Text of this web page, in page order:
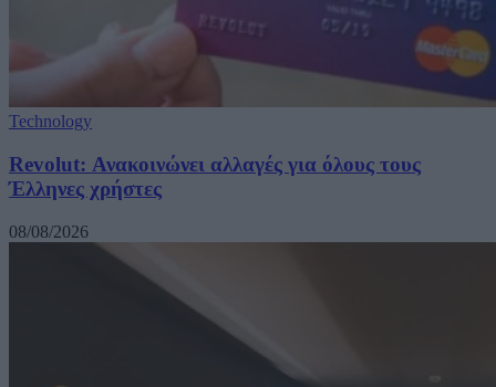
Technology
Revolut: Ανακοινώνει αλλαγές για όλους τους
Έλληνες χρήστες
08/08/2026